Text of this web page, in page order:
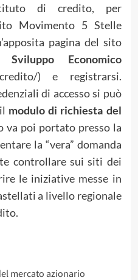
di credito, per
Movimento 5 Stelle
pagina del sito
Economico
) e registrarsi.
di accesso si può
modulo di richiesta del
va poi portato presso la
la “vera” domanda
controllare sui siti dei
le iniziative messe in
a livello regionale
mercato azionario